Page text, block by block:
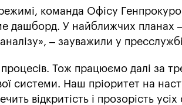
команда Офісу
дашборд. У найближчих планах
– зауважили у
Тож працюємо далі за
системи. Наш пріоритет на
відкритість і прозорість усіх